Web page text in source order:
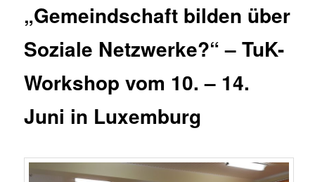
„Gemeindschaft bilden über
Soziale Netzwerke?“ – TuK-
Workshop vom 10. – 14.
Juni in Luxemburg